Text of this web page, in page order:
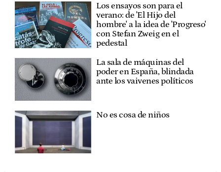
Los ensayos son para el
verano: de 'El Hijo del
hombre' a la idea de 'Progreso'
con Stefan Zweig en el
pedestal
La sala de máquinas del
poder en España, blindada
ante los vaivenes políticos
No es cosa de niños